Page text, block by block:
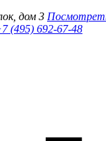
дом 3
(495) 692-67-48‬